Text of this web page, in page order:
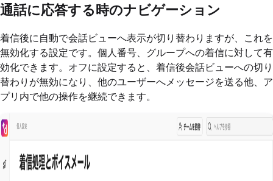
通話に応答する時のナビゲーション
着信後に自動で会話ビューへ表示が切り替わりますが、これを
無効化する設定です。個人番号、グループへの着信に対して有
効化できます。オフに設定すると、着信後会話ビューへの切り
替わりが無効になり、他のユーザーへメッセージを送る他、ア
プリ内で他の操作を継続できます。